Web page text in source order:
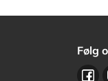
Følg